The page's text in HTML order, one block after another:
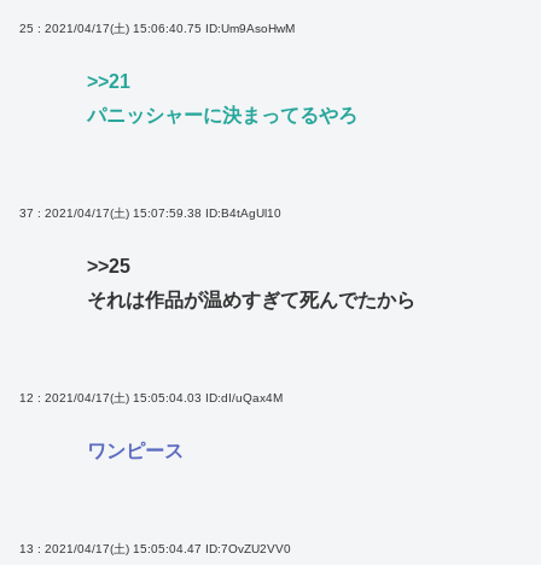
25 : 2021/04/17(土) 15:06:40.75 ID:Um9AsoHwM
>>21
パニッシャーに決まってるやろ
37 : 2021/04/17(土) 15:07:59.38 ID:B4tAgUl10
>>25
それは作品が温めすぎて死んでたから
12 : 2021/04/17(土) 15:05:04.03 ID:dI/uQax4M
ワンピース
13 : 2021/04/17(土) 15:05:04.47 ID:7OvZU2VV0